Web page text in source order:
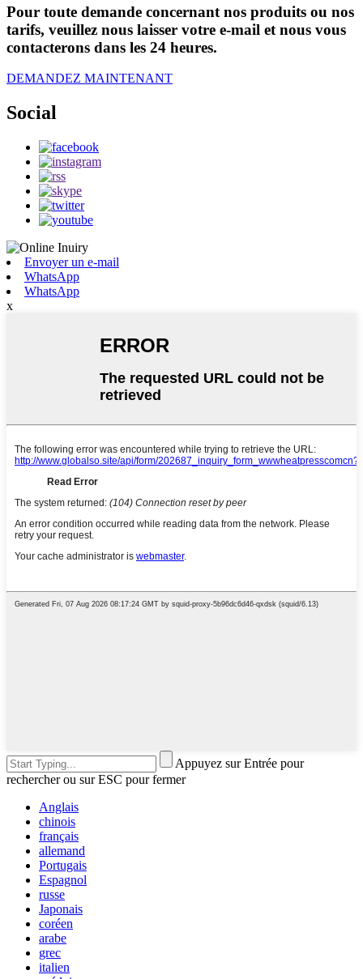
Pour toute demande concernant nos produits ou nos
tarifs, veuillez nous laisser votre e-mail et nous vous
contacterons dans les 24 heures.
DEMANDEZ MAINTENANT
Social
Envoyer un e-mail
WhatsApp
WhatsApp
x
Appuyez sur Entrée pour
rechercher ou sur ESC pour fermer
Anglais
chinois
français
allemand
Portugais
Espagnol
russe
Japonais
coréen
arabe
grec
italien